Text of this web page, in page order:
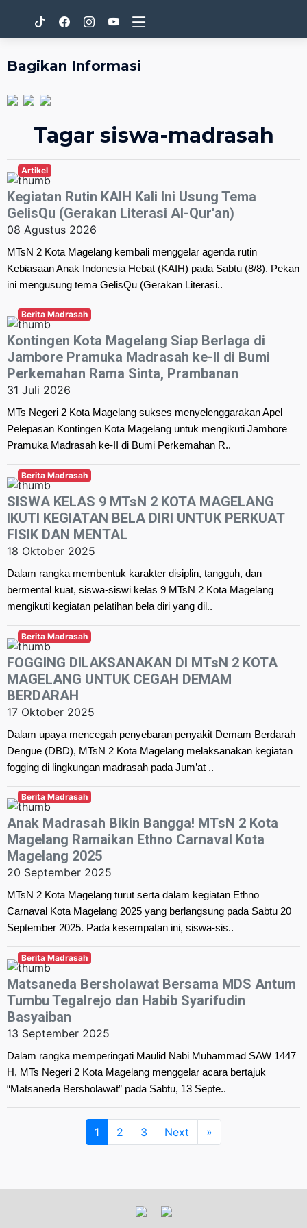
Bagikan Informasi
Tagar siswa-madrasah
Artikel
Kegiatan Rutin KAIH Kali Ini Usung Tema
GelisQu (Gerakan Literasi Al-Qur'an)
08 Agustus 2026
MTsN 2 Kota Magelang kembali menggelar agenda rutin
Kebiasaan Anak Indonesia Hebat (KAIH) pada Sabtu (8/8). Pekan
ini mengusung tema GelisQu (Gerakan Literasi..
Berita Madrasah
Kontingen Kota Magelang Siap Berlaga di
Jambore Pramuka Madrasah ke-II di Bumi
Perkemahan Rama Sinta, Prambanan
31 Juli 2026
MTs Negeri 2 Kota Magelang sukses menyelenggarakan Apel
Pelepasan Kontingen Kota Magelang untuk mengikuti Jambore
Pramuka Madrasah ke-II di Bumi Perkemahan R..
Berita Madrasah
SISWA KELAS 9 MTsN 2 KOTA MAGELANG
IKUTI KEGIATAN BELA DIRI UNTUK PERKUAT
FISIK DAN MENTAL
18 Oktober 2025
Dalam rangka membentuk karakter disiplin, tangguh, dan
bermental kuat, siswa-siswi kelas 9 MTsN 2 Kota Magelang
mengikuti kegiatan pelatihan bela diri yang dil..
Berita Madrasah
FOGGING DILAKSANAKAN DI MTsN 2 KOTA
MAGELANG UNTUK CEGAH DEMAM
BERDARAH
17 Oktober 2025
Dalam upaya mencegah penyebaran penyakit Demam Berdarah
Dengue (DBD), MTsN 2 Kota Magelang melaksanakan kegiatan
fogging di lingkungan madrasah pada Jum’at ..
Berita Madrasah
Anak Madrasah Bikin Bangga! MTsN 2 Kota
Magelang Ramaikan Ethno Carnaval Kota
Magelang 2025
20 September 2025
MTsN 2 Kota Magelang turut serta dalam kegiatan Ethno
Carnaval Kota Magelang 2025 yang berlangsung pada Sabtu 20
September 2025. Pada kesempatan ini, siswa-sis..
Berita Madrasah
Matsaneda Bersholawat Bersama MDS Antum
Tumbu Tegalrejo dan Habib Syarifudin
Basyaiban
13 September 2025
Dalam rangka memperingati Maulid Nabi Muhammad SAW 1447
H, MTs Negeri 2 Kota Magelang menggelar acara bertajuk
“Matsaneda Bersholawat” pada Sabtu, 13 Septe..
1 2 3 Next »